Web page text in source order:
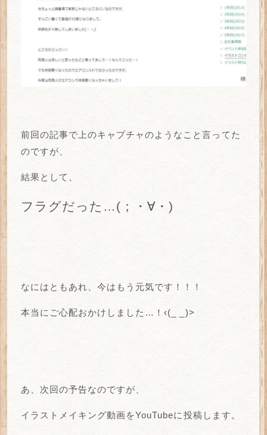
前回の記事で上のキャプチャのようなこと言ってた
のですが、
結果として、
フラグだった…(；・∀・)
なにはともあれ、今はもう元気です！！！
本当にご心配おかけしました…！‹(_ _)>
あ、次回の予告なのですが、
イラストメイキング動画をYouTubeに投稿します。